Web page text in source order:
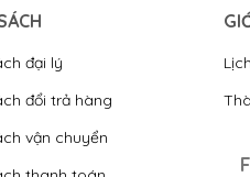
đại lý
đổi trả hàng
vận chuyển